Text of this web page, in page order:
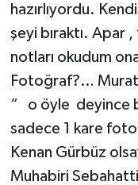
hazırlıyordu.
şeyi bıraktı. Apar
notları okudum
Fotoğraf?… Murat
“ o öyle deyince
sadece 1 kare
Kenan Gürbüz
Muhabiri